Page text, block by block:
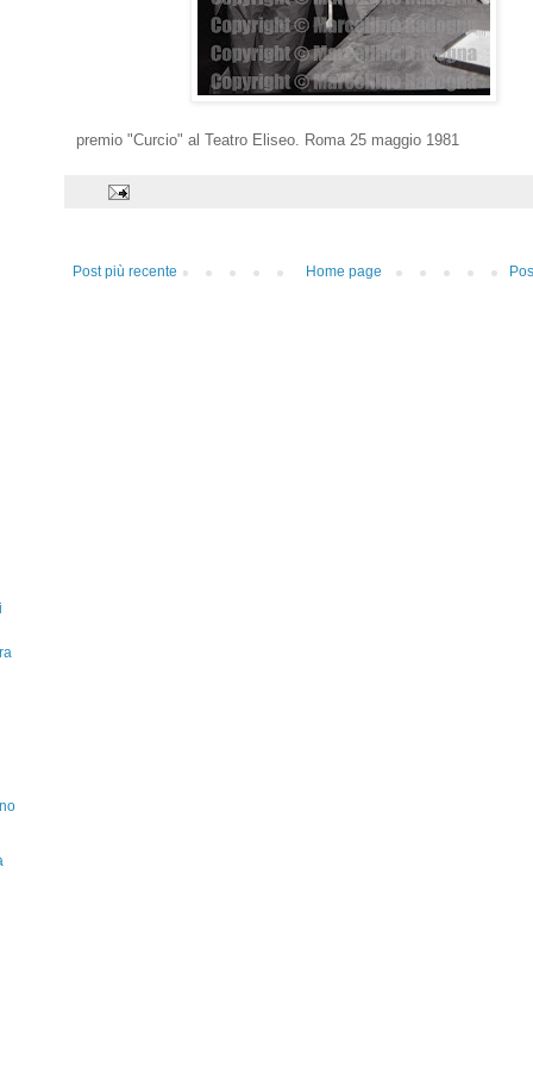
premio "Curcio" al Teatro Eliseo. Roma 25 maggio 1981
Post più recente Home page